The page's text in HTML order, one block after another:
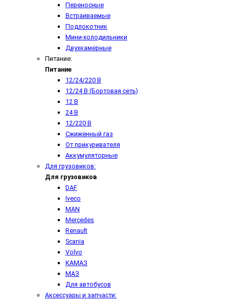
Переносные
Встраиваемые
Подлокотник
Мини-холодильники
Двухкамерные
Питание:
Питание
12/24/220 В
12/24 В (Бортовая сеть)
12 В
24 В
12/220 В
Сжиженный газ
От прикуривателя
Аккумуляторные
Для грузовиков:
Для грузовиков
DAF
Iveco
MAN
Mercedes
Renault
Scania
Volvo
КАМАЗ
МАЗ
Для автобусов
Аксессуары и запчасти: